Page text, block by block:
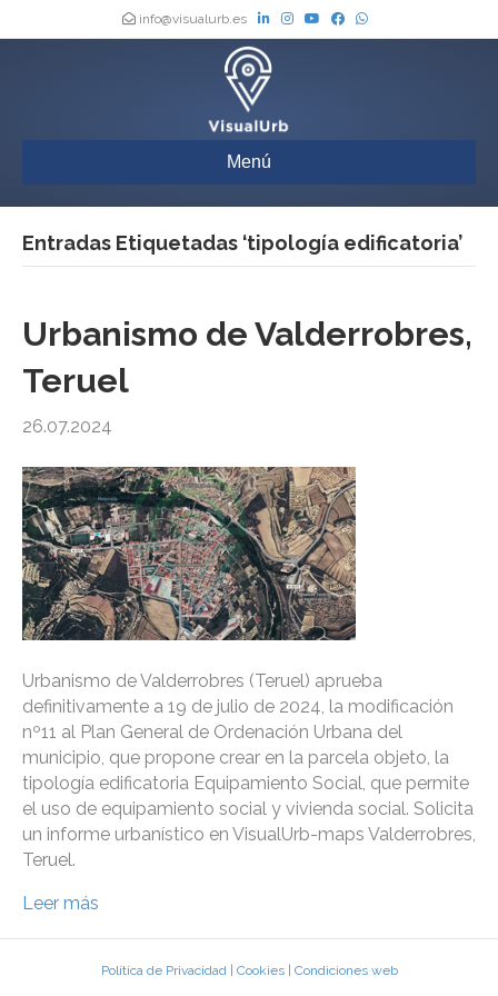
info@visualurb.es
Menú
Entradas Etiquetadas ‘tipología edificatoria’
Urbanismo de Valderrobres,
Teruel
26.07.2024
Urbanismo de Valderrobres (Teruel) aprueba
definitivamente a 19 de julio de 2024, la modificación
nº11 al Plan General de Ordenación Urbana del
municipio, que propone crear en la parcela objeto, la
tipología edificatoria Equipamiento Social, que permite
el uso de equipamiento social y vivienda social. Solicita
un informe urbanístico en VisualUrb-maps Valderrobres,
Teruel.
Leer más
Política de Privacidad| Cookies| Condiciones web